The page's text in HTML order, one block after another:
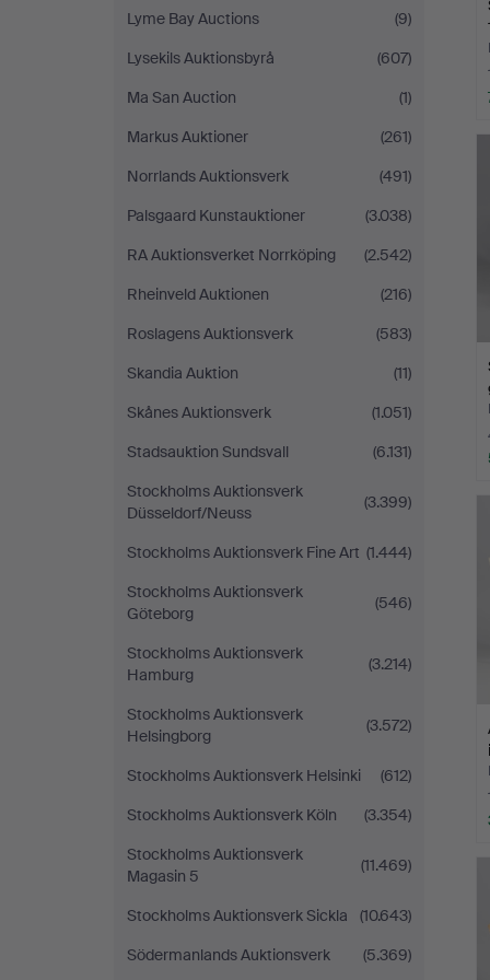
Lyme Bay Auctions
(9)
Lysekils Auktionsbyrå
(607)
Ma San Auction
(1)
Markus Auktioner
(261)
Norrlands Auktionsverk
(491)
Palsgaard Kunstauktioner
(3.038)
RA Auktionsverket Norrköping
(2.542)
Rheinveld Auktionen
(216)
Roslagens Auktionsverk
(583)
Skandia Auktion
(11)
Skånes Auktionsverk
(1.051)
Stadsauktion Sundsvall
(6.131)
Stockholms Auktionsverk
Düsseldorf/Neuss
(3.399)
Stockholms Auktionsverk Fine Art (1.444)
Stockholms Auktionsverk
Göteborg
(546)
Stockholms Auktionsverk
Hamburg
(3.214)
Stockholms Auktionsverk
Helsingborg
(3.572)
Stockholms Auktionsverk Helsinki
(612)
Stockholms Auktionsverk Köln
(3.354)
Stockholms Auktionsverk
Magasin 5
(11.469)
Stockholms Auktionsverk Sickla
(10.643)
Södermanlands Auktionsverk
(5.369)